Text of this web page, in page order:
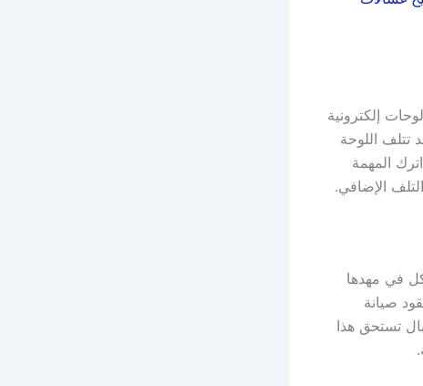
إلكترونية
تتلف اللوحة
المهمة
الإضافي.
في مهدها
صيانة
تستحق هذا